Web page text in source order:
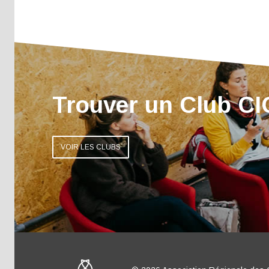
Trouver un Club
VOIR LES CLUBS